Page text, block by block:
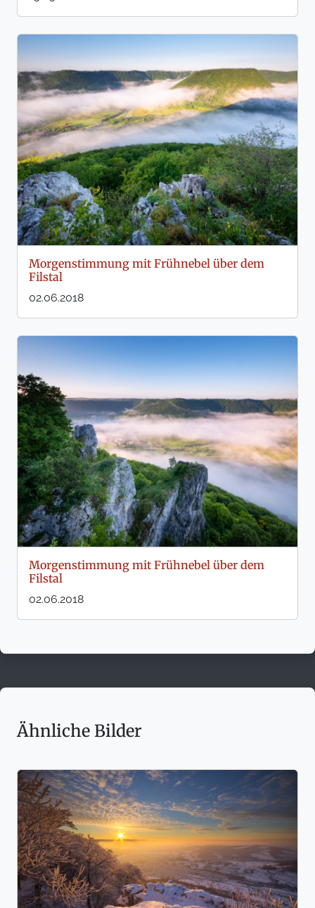
Morgenstimmung mit Frühnebel über dem
Filstal
02.06.2018
Morgenstimmung mit Frühnebel über dem
Filstal
02.06.2018
Ähnliche Bilder